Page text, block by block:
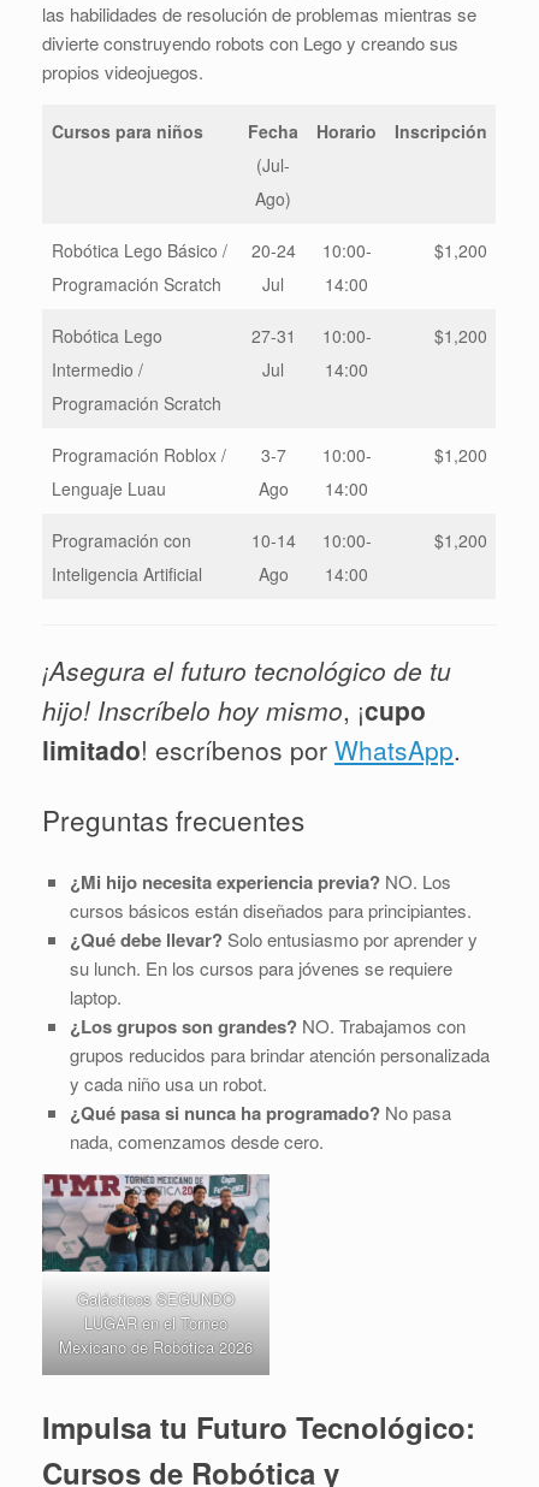
las habilidades de resolución de problemas mientras se
divierte construyendo robots con Lego y creando sus
propios videojuegos.
Cursos para niños
Fecha
(Jul-
Ago)
Horario Inscripción
Robótica Lego Básico /
Programación Scratch
20-24
Jul
10:00-
14:00
$1,200
Robótica Lego
Intermedio /
Programación Scratch
27-31
Jul
10:00-
14:00
$1,200
Programación Roblox /
Lenguaje Luau
3-7
Ago
10:00-
14:00
$1,200
Programación con
Inteligencia Artificial
10-14
Ago
10:00-
14:00
$1,200
¡Asegura el futuro tecnológico de tu
hijo! Inscríbelo hoy mismo, ¡cupo
limitado! escríbenos por WhatsApp.
Preguntas frecuentes
¿Mi hijo necesita experiencia previa?NO. Los
cursos básicos están diseñados para principiantes.
¿Qué debe llevar?Solo entusiasmo por aprender y
su lunch. En los cursos para jóvenes se requiere
laptop.
¿Los grupos son grandes?NO. Trabajamos con
grupos reducidos para brindar atención personalizada
y cada niño usa un robot.
¿Qué pasa si nunca ha programado?No pasa
nada, comenzamos desde cero.
Galácticos SEGUNDO
LUGAR en el Torneo
Mexicano de Robótica 2026
Impulsa tu Futuro Tecnológico:
Cursos de Robótica y